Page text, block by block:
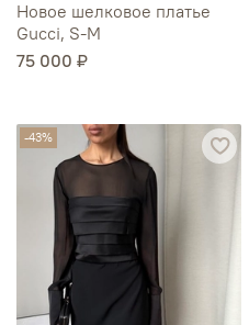
Новое шелковое платье
Gucci, S-M
75 000 ₽
-43%